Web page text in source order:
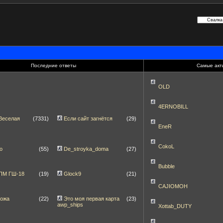
Последние ответы Самые
(7331) Если сайт загнётся (29)
(55) De_stroyka_doma (27)
ГШ-18 (19) Glock9 (21)
(22)
Это моя первая карта
awp_ships
(23)
OLD
4ERNOBILL
EneR
CokoL
Bubble
CAJIOMOH
Xottab_DUTY